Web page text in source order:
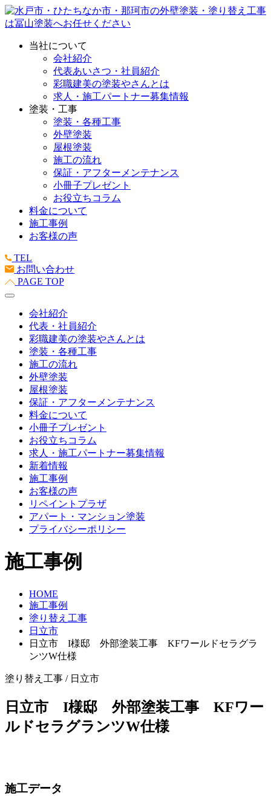
当社について
会社紹介
代表あいさつ・社員紹介
彩職建美の塗装やさんとは
求人・施工パートナー募集情報
塗装・工事
塗装・各種工事
外壁塗装
屋根塗装
施工の流れ
保証・アフターメンテナンス
小冊子プレゼント
お役立ちコラム
料金について
施工事例
お客様の声
TEL
お問い合わせ
PAGE TOP
会社紹介
代表・社員紹介
彩職建美の塗装やさんとは
塗装・各種工事
施工の流れ
外壁塗装
屋根塗装
保証・アフターメンテナンス
料金について
小冊子プレゼント
お役立ちコラム
求人・施工パートナー募集情報
新着情報
施工事例
お客様の声
リペイントプラザ
アパート・マンション塗装
プライバシーポリシー
施工事例
HOME
施工事例
塗り替え工事
日立市
日立市 I様邸 外部塗装工事 KFワールドセラグラ
ンツW仕様
塗り替え工事 / 日立市
日立市 I様邸 外部塗装工事 KFワー
ルドセラグランツW仕様
施工データ